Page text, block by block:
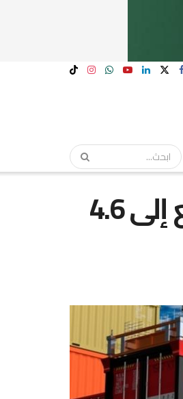
صادرات الكيماويات والأسمدة ترتفع إلى 4.6